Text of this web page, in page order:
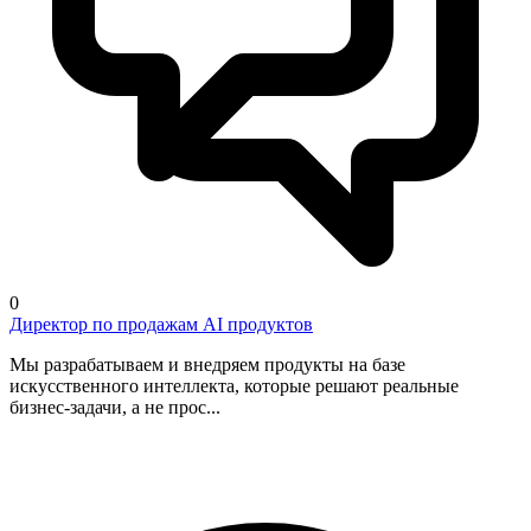
0
Директор по продажам AI продуктов
Мы разрабатываем и внедряем продукты на базе
искусственного интеллекта, которые решают реальные
бизнес-задачи, а не прос...